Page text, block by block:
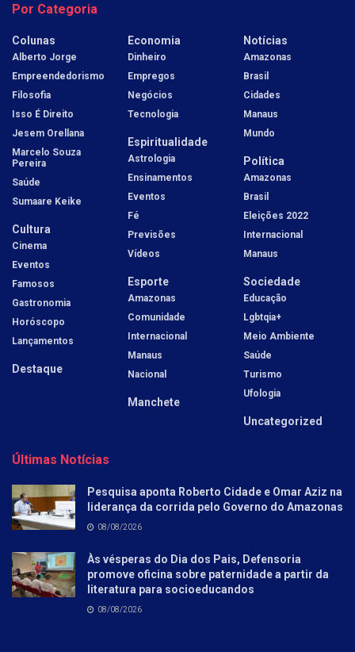
Por Categoria
Colunas
Alberto Jorge
Empreendedorismo
Filosofia
Isso É Direito
Jesem Orellana
Marcelo Souza
Pereira
Saúde
Sumaare Keike
Cultura
Cinema
Eventos
Famosos
Gastronomia
Horóscopo
Lançamentos
Destaque
Economia
Dinheiro
Empregos
Negócios
Tecnologia
Espiritualidade
Astrologia
Ensinamentos
Eventos
Fé
Previsões
Vídeos
Esporte
Amazonas
Comunidade
Internacional
Manaus
Nacional
Manchete
Notícias
Amazonas
Brasil
Cidades
Manaus
Mundo
Política
Amazonas
Brasil
Eleições 2022
Internacional
Manaus
Sociedade
Educação
Lgbtqia+
Meio Ambiente
Saúde
Turismo
Ufologia
Uncategorized
Últimas Notícias
Pesquisa aponta Roberto Cidade e Omar Aziz na
liderança da corrida pelo Governo do Amazonas
08/08/2026
Às vésperas do Dia dos Pais, Defensoria
promove oficina sobre paternidade a partir da
literatura para socioeducandos
08/08/2026